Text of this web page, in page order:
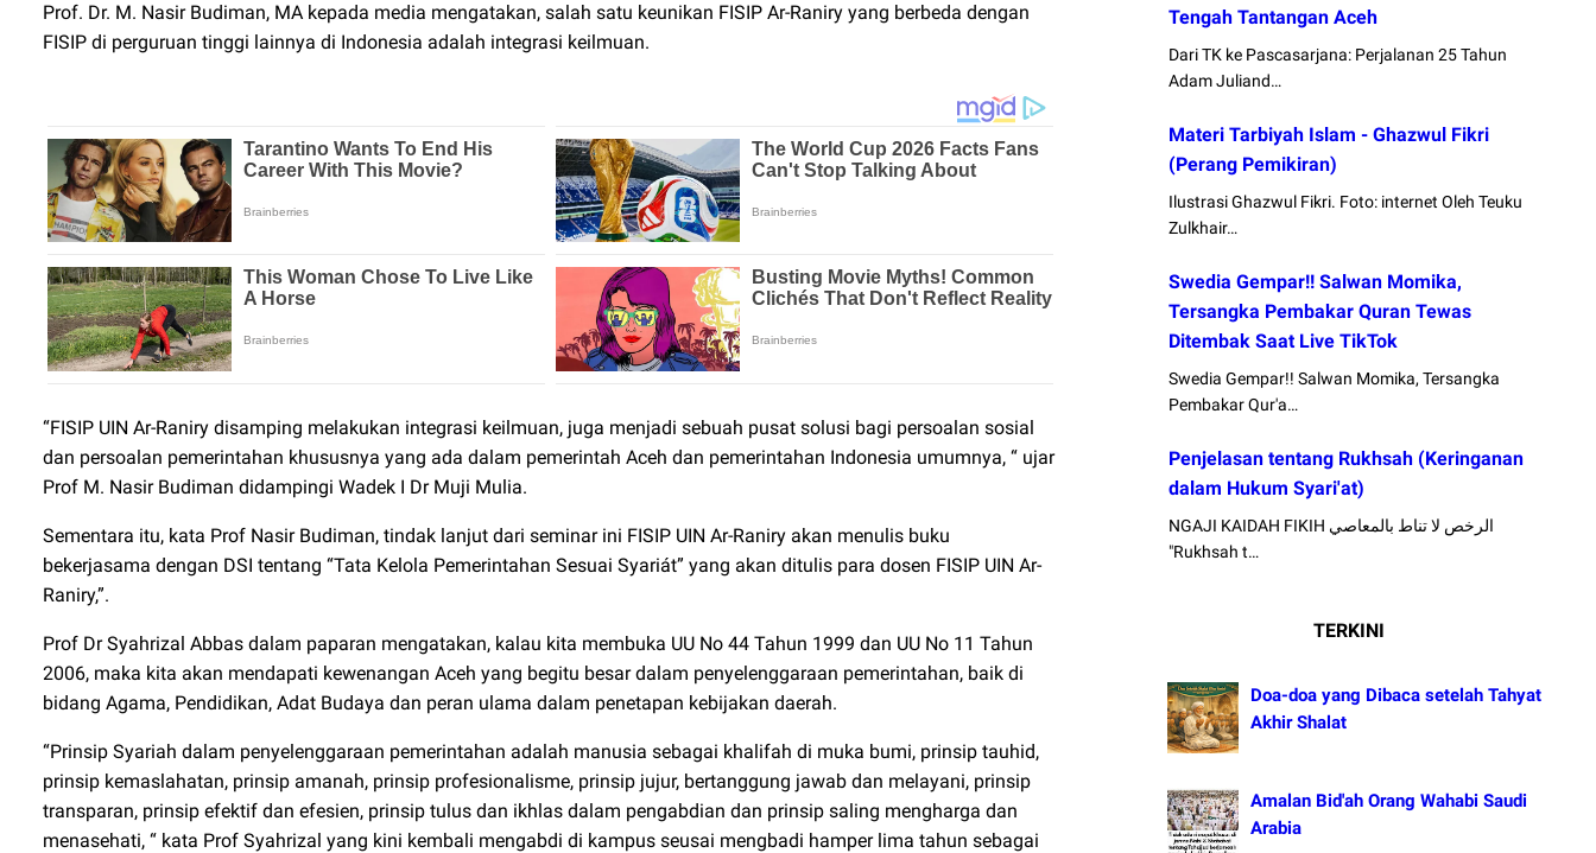
Prof. Dr. M. Nasir Budiman, MA kepada media mengatakan, salah satu keunikan FISIP Ar-Raniry yang berbeda dengan
FISIP di perguruan tinggi lainnya di Indonesia adalah integrasi keilmuan.
“FISIP UIN Ar-Raniry disamping melakukan integrasi keilmuan, juga menjadi sebuah pusat solusi bagi persoalan sosial
dan persoalan pemerintahan khususnya yang ada dalam pemerintah Aceh dan pemerintahan Indonesia umumnya, “ ujar
Prof M. Nasir Budiman didampingi Wadek I Dr Muji Mulia.
Sementara itu, kata Prof Nasir Budiman, tindak lanjut dari seminar ini FISIP UIN Ar-Raniry akan menulis buku
bekerjasama dengan DSI tentang “Tata Kelola Pemerintahan Sesuai Syariát” yang akan ditulis para dosen FISIP UIN Ar-
Raniry,”.
Prof Dr Syahrizal Abbas dalam paparan mengatakan, kalau kita membuka UU No 44 Tahun 1999 dan UU No 11 Tahun
2006, maka kita akan mendapati kewenangan Aceh yang begitu besar dalam penyelenggaraan pemerintahan, baik di
bidang Agama, Pendidikan, Adat Budaya dan peran ulama dalam penetapan kebijakan daerah.
“Prinsip Syariah dalam penyelenggaraan pemerintahan adalah manusia sebagai khalifah di muka bumi, prinsip tauhid,
prinsip kemaslahatan, prinsip amanah, prinsip profesionalisme, prinsip jujur, bertanggung jawab dan melayani, prinsip
transparan, prinsip efektif dan efesien, prinsip tulus dan ikhlas dalam pengabdian dan prinsip saling mengharga dan
menasehati, “ kata Prof Syahrizal yang kini kembali mengabdi di kampus seusai mengbadi hamper lima tahun sebagai
Tengah Tantangan Aceh
Dari TK ke Pascasarjana: Perjalanan 25 Tahun
Adam Juliand…
Materi Tarbiyah Islam - Ghazwul Fikri
(Perang Pemikiran)
Ilustrasi Ghazwul Fikri. Foto: internet Oleh Teuku
Zulkhair…
Swedia Gempar!! Salwan Momika,
Tersangka Pembakar Quran Tewas
Ditembak Saat Live TikTok
Swedia Gempar!! Salwan Momika, Tersangka
Pembakar Qur'a…
Penjelasan tentang Rukhsah (Keringanan
dalam Hukum Syari'at)
NGAJI KAIDAH FIKIH الرخص لا تناط بالمعاصي
"Rukhsah t…
TERKINI
Doa-doa yang Dibaca setelah Tahyat
Akhir Shalat
Amalan Bid'ah Orang Wahabi Saudi
Arabia